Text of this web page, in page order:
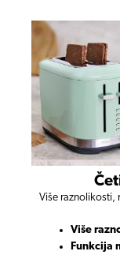
Više raznolikosti,
Više
Funkcija